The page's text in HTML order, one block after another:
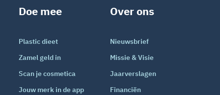
Doe mee
Plastic dieet
Zamel geld in
Scan je cosmetica
Jouw merk in de app
Over ons
Nieuwsbrief
Missie & Visie
Jaarverslagen
Financiën